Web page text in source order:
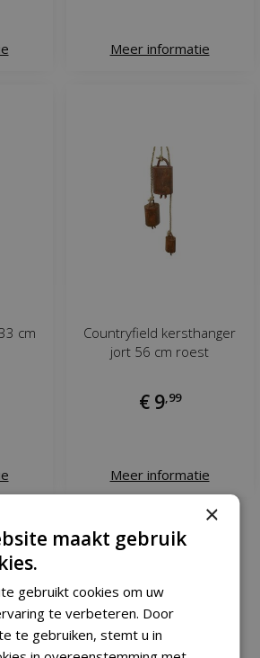
Meer informatie
cm
Countryfield kersthanger
jort 56 cm roest
€ 9, 99
Meer informatie
×
maakt gebruik
gebruikt cookies om uw
te verbeteren. Door
te gebruiken, stemt u in